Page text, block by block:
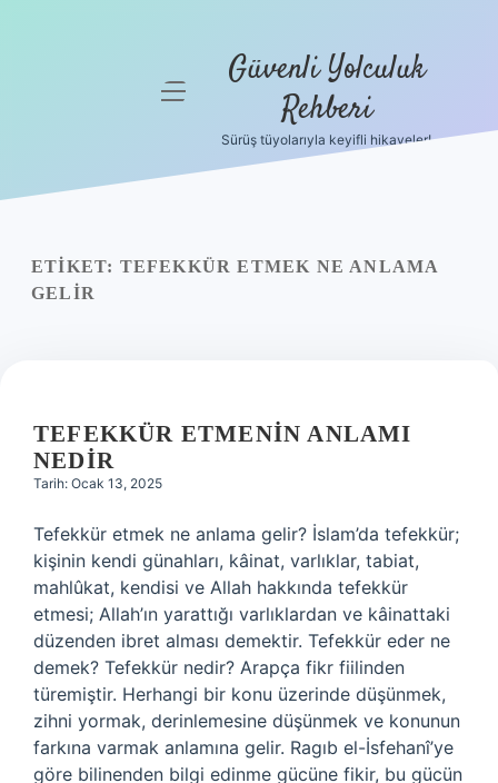
Yasal Uyarı
menüyü Güvenli Yolculuk
Rehberi
Sürüş tüyolarıyla keyifli hikayeler!
ETIKET: TEFEKKÜR ETMEK NE ANLAMA
GELIR
TEFEKKÜR ETMENIN ANLAMI
NEDIR
Tarih: Ocak 13, 2025
Tefekkür etmek ne anlama gelir? İslam’da tefekkür;
kişinin kendi günahları, kâinat, varlıklar, tabiat,
mahlûkat, kendisi ve Allah hakkında tefekkür
etmesi; Allah’ın yarattığı varlıklardan ve kâinattaki
düzenden ibret alması demektir. Tefekkür eder ne
demek? Tefekkür nedir? Arapça fikr fiilinden
türemiştir. Herhangi bir konu üzerinde düşünmek,
zihni yormak, derinlemesine düşünmek ve konunun
farkına varmak anlamına gelir. Ragıb el-İsfehanî’ye
göre bilinenden bilgi edinme gücüne fikir, bu gücün